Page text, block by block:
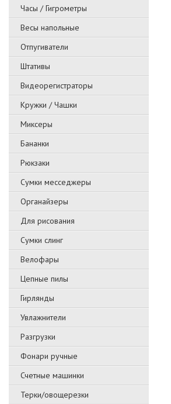
Часы / Гигрометры
Весы напольные
Отпугиватели
Штативы
Видеорегистраторы
Кружки / Чашки
Миксеры
Бананки
Рюкзаки
Сумки месседжеры
Органайзеры
Для рисования
Сумки слинг
Велофары
Цепные пилы
Гирлянды
Увлажнители
Разгрузки
Фонари ручные
Счетные машинки
Терки/овощерезки